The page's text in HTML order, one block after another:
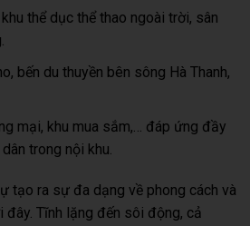
thể dục thể thao ngoài trời, sân
bến du thuyền bên sông Hà Thanh,
mại, khu mua sắm,… đáp ứng đầy
trong nội khu.
tạo ra sự đa dạng về phong cách và
đây. Tĩnh lặng đến sôi động, cả